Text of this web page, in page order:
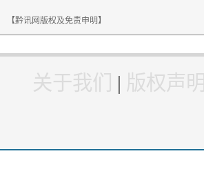
【黔讯网版权及免责申明】
关于我们 | 版权声明